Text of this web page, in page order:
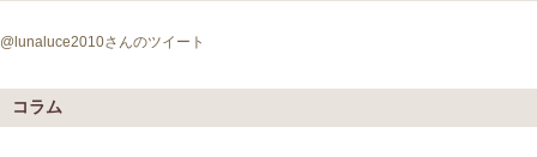
@lunaluce2010さんのツイート
コラム